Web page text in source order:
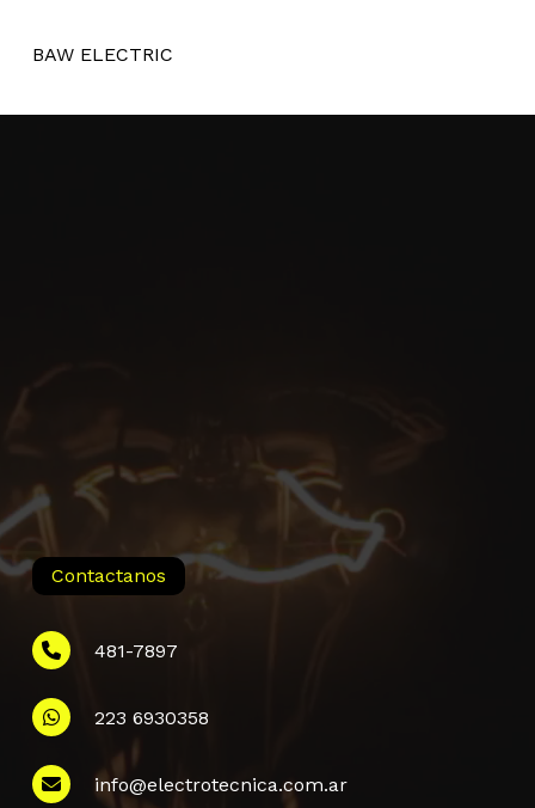
BAW ELECTRIC
Contactanos
481-7897
223 6930358
info@electrotecnica.com.ar
Información